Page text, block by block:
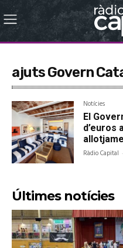
ajuts Govern
Notícies
El
d’euros
Ràdio Capital -
Últimes notícies